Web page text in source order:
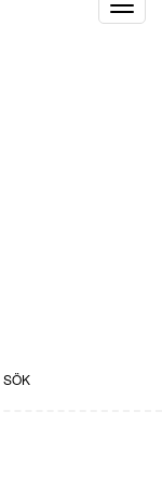
Toggle
SÖK